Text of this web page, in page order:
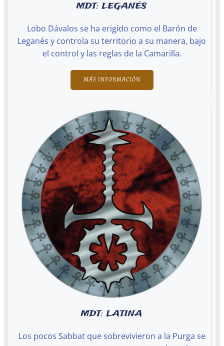
MDT: LEGANÉS
Lobo Dávalos se ha erigido como el Barón de
Leganés y controla su territorio a su manera, bajo
el control y las reglas de la Camarilla.
MÁS INFORMACIÓN
MDT: LATINA
Los pocos Sabbat que sobrevivieron a la Purga se